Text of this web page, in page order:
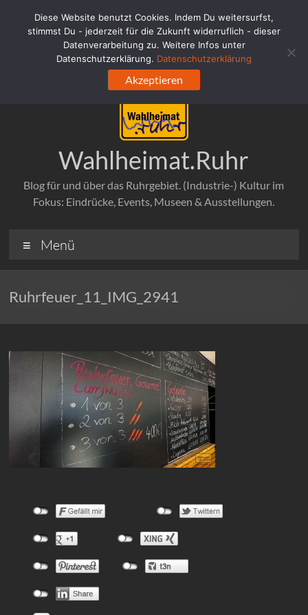
springen
Wahlheimat.Ruhr
Blog für und über das Ruhrgebiet. (Industrie-) Kultur im
Fokus: Eindrücke, Events, Museen & Ausstellungen.
Menü
Ruhrfeuer_11_IMG_2941
Diese Website benutzt Cookies. Indem Du weitersurfst,
stimmst Du - jederzeit für die Zukunft widerruflich - dieser
Datenverarbeitung zu. Weitere Infos unter
Datenschutzerklärung. Datenschutzerklärung
Akzeptieren